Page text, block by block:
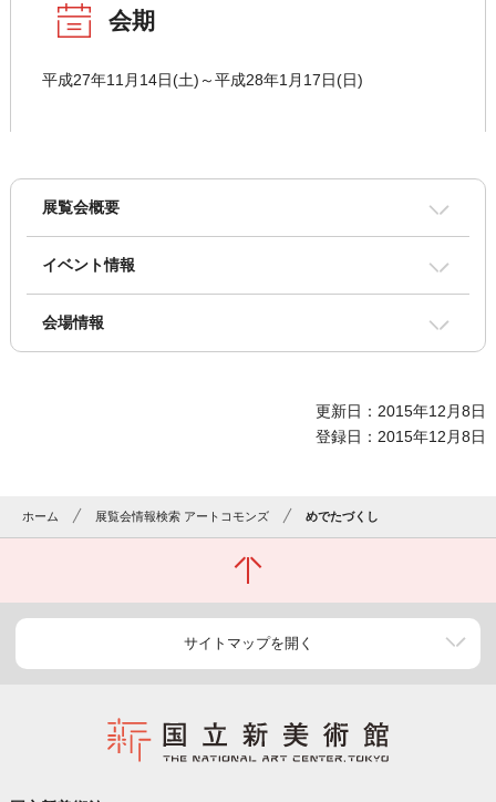
会期
平成27年11月14日(土)～平成28年1月17日(日)
展覧会概要
イベント情報
会場情報
更新日：2015年12月8日
登録日：2015年12月8日
ホーム 展覧会情報検索 アートコモンズ めでたづくし
サイトマップを開く